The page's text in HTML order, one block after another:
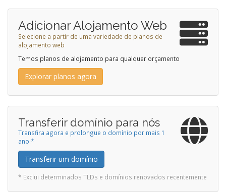
Adicionar Alojamento Web
Selecione a partir de uma variedade de planos de
alojamento web
Temos planos de alojamento para qualquer orçamento
Explorar planos agora
Transferir domínio para nós
Transfira agora e prolongue o domínio por mais 1
ano!*
Transferir um domínio
* Exclui determinados TLDs e domínios renovados recentemente